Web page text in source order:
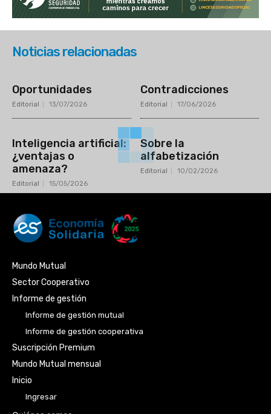
Noticias relacionadas
Oportunidades
Editorial 13/07/2026
Contradicciones
Editorial 17/06/2026
Inteligencia artificial:
¿ventajas o
amenaza?
Editorial 15/05/2026
Sobre la
alfabetización
Editorial 10/02/2026
Mundo Mutual
Sector Cooperativo
Informe de gestión
Informe de gestión mutual
Informe de gestión cooperativa
Suscripción Premium
Mundo Mutual mensual
Inicio
Ingresar